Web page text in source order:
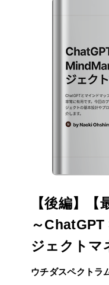
【後編】
～
ジェクトマ
ウチダスペクトラ